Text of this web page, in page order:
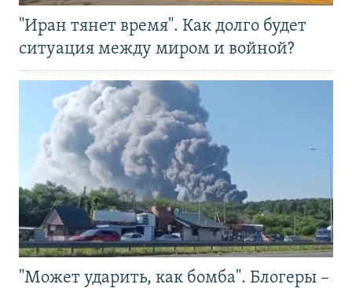
"Иран тянет время". Как долго будет
ситуация между миром и войной?
"Может ударить, как бомба". Блогеры –